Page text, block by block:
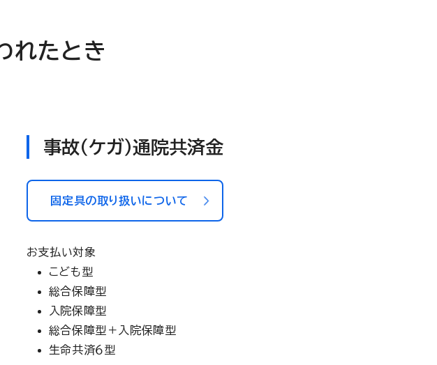
れたとき
事故（ケガ）通院共済金
固定具の取り扱いについて
お支払い対象
こども型
総合保障型
入院保障型
総合保障型＋入院保障型
生命共済６型